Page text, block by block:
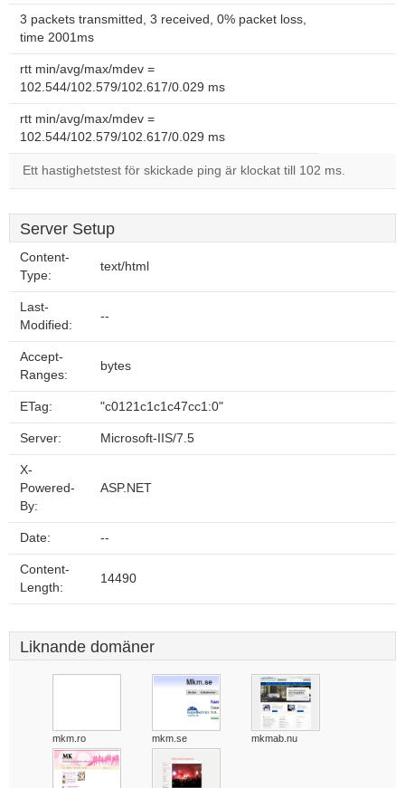
3 packets transmitted, 3 received, 0% packet loss,
time 2001ms
rtt min/avg/max/mdev =
102.544/102.579/102.617/0.029 ms
rtt min/avg/max/mdev =
102.544/102.579/102.617/0.029 ms
Ett hastighetstest för skickade ping är klockat till 102 ms.
Server Setup
Content-
Type:
text/html
Last-
Modified:
--
Accept-
Ranges:
bytes
ETag: "c0121c1c1c47cc1:0"
Server: Microsoft-IIS/7.5
X-
Powered-
By:
ASP.NET
Date: --
Content-
Length:
14490
Liknande domäner
mkm.ro mkm.se mkmab.nu